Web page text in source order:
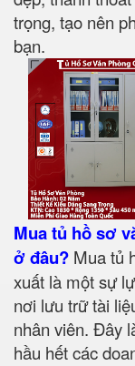
trọng, tạo nên
bạn.
Mua tủ hồ sơ
ở đâu? Mua tủ
xuất là một sự
nơi lưu trữ tài
nhân viên. Đây
hầu hết các